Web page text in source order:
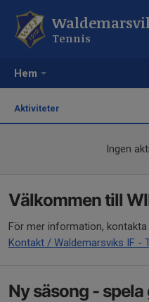
Hem
Tennis
Aktiviteter
Ingen
Välkommen till
För mer information, kontakta
Kontakt / Waldemarsviks IF -
Ny säsong -